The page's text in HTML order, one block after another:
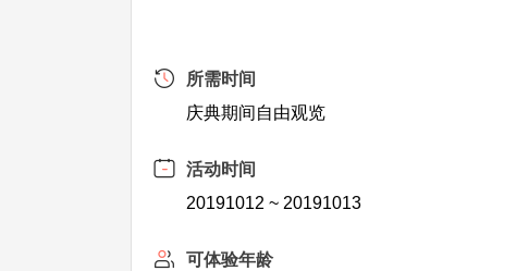
所需时间
庆典期间自由观览
活动时间
20191012 ~ 20191013
可体验年龄